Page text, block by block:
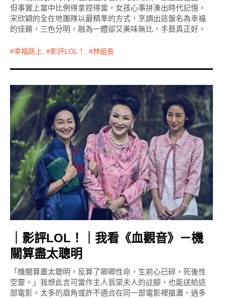
但事實上當中比例得拿捏得當，女孩心事拼湊出時代記憶，
宋欣穎的全在地團隊以最精準的方式，烹調出這盤名為幸福
的佳餚，三色分明，融為一體卻又美味無比，手藝真正好。
幸福路上 , 影評LOL！ , 林組長
｜影評LOL！｜我看《血觀音》－機
關算盡太聰明
「機關算盡太聰明，反算了卿卿性命，生前心已碎，死後性
空靈。」我想此言可當作主人翁棠夫人的註腳，也能送給這
部電影。太多的眉角或許不適合在同一部電影裡搶灘，過多